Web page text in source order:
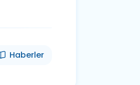
Haberler